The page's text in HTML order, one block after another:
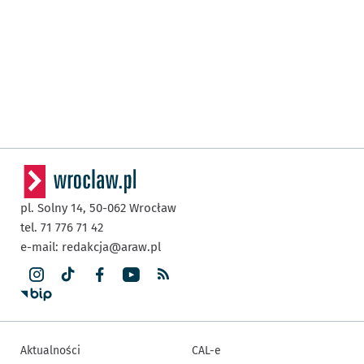
pl. Solny 14, 50-062 Wrocław
tel. 71 776 71 42
e-mail: redakcja@araw.pl
Aktualności CAL-e